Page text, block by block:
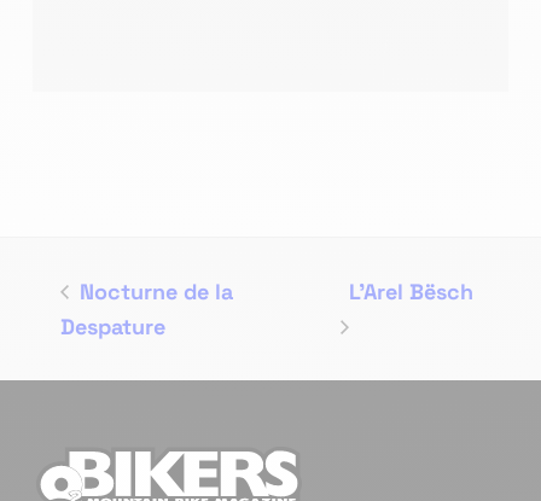
Nocturne de la
Despature
L’Arel Bësch